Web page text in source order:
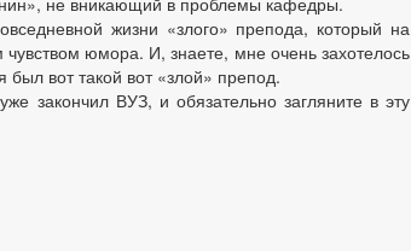
жизни «злого» препода, который на
юмора. И, знаете, мне очень захотелось
был вот такой вот «злой» препод.
закончил ВУЗ, и обязательно загляните в эту